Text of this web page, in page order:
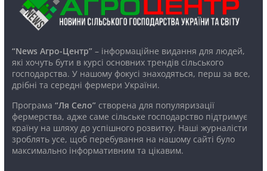
“News Агро-Центр”– інформаційне видання для людей,
які хочуть бути в курсі основних трендів сільського
господарства. У нашому фокусі знаходяться, перш за все,
дрібні та середні фермери України.
Програма “Ля Село”створена для популяризації
фермерства, адже саме сільське господарство підтримує
країну на шляху до успішного розвитку. Наші журналісти
зроблять усе, щоб перебування на нашому сайті було
максимально інформативним та цікавим.